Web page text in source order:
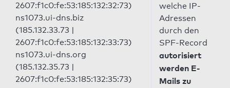
2607:f1c0:fe:53:185:132:32:73)
ns1073.ui-dns.biz
(185.132.33.73 |
2607:f1c0:fe:53:185:132:33:73)
ns1073.ui-dns.org
(185.132.35.73 |
2607:f1c0:fe:53:185:132:35:73)
welche IP-
Adressen
durch den
SPF-Record
autorisiert
werden E-
Mails zu